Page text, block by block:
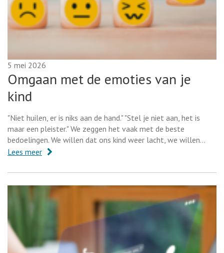
Omgaan met de emoties van je
kind
5 mei 2026
"Niet huilen, er is niks aan de hand." "Stel je niet aan, het is
maar een pleister." We zeggen het vaak met de beste
bedoelingen. We willen dat ons kind weer lacht, we willen…
Lees meer